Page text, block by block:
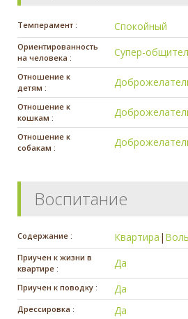
Темперамент : Спокойный
Ориентированность
на человека :
Супер-
Отношение к
детям :
Отношение к
кошкам :
Отношение к
собакам :
Воспитание
Содержание : Квартира |
Приучен к жизни в
квартире :
Да
Приучен к поводку : Да
Дрессировка : Да